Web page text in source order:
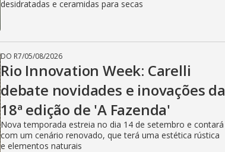
desidratadas e ceramidas para secas
DO R7/05/08/2026
Rio Innovation Week: Carelli
debate novidades e inovações da
18ª edição de 'A Fazenda'
Nova temporada estreia no dia 14 de setembro e contará
com um cenário renovado, que terá uma estética rústica
e elementos naturais